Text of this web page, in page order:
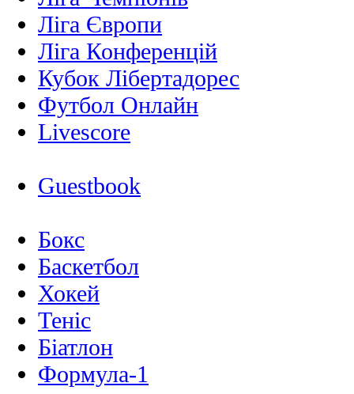
Ліга Європи
Ліга Конференцій
Кубок Лібертадорес
Футбол Онлайн
Livescore
Guestbook
Бокс
Баскетбол
Хокей
Теніс
Біатлон
Формула-1